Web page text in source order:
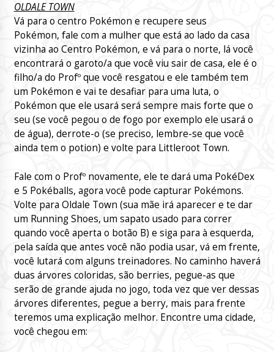
OLDALE TOWN
Vá para o centro Pokémon e recupere seus
Pokémon, fale com a mulher que está ao lado da casa
vizinha ao Centro Pokémon, e vá para o norte, lá você
encontrará o garoto/a que você viu sair de casa, ele é o
filho/a do Profº que você resgatou e ele também tem
um Pokémon e vai te desafiar para uma luta, o
Pokémon que ele usará será sempre mais forte que o
seu (se você pegou o de fogo por exemplo ele usará o
de água), derrote-o (se preciso, lembre-se que você
ainda tem o potion) e volte para Littleroot Town.
Fale com o Profº novamente, ele te dará uma PokéDex
e 5 Pokéballs, agora você pode capturar Pokémons.
Volte para Oldale Town (sua mãe irá aparecer e te dar
um Running Shoes, um sapato usado para correr
quando você aperta o botão B) e siga para à esquerda,
pela saída que antes você não podia usar, vá em frente,
você lutará com alguns treinadores. No caminho haverá
duas árvores coloridas, são berries, pegue-as que
serão de grande ajuda no jogo, toda vez que ver dessas
árvores diferentes, pegue a berry, mais para frente
teremos uma explicação melhor. Encontre uma cidade,
você chegou em: